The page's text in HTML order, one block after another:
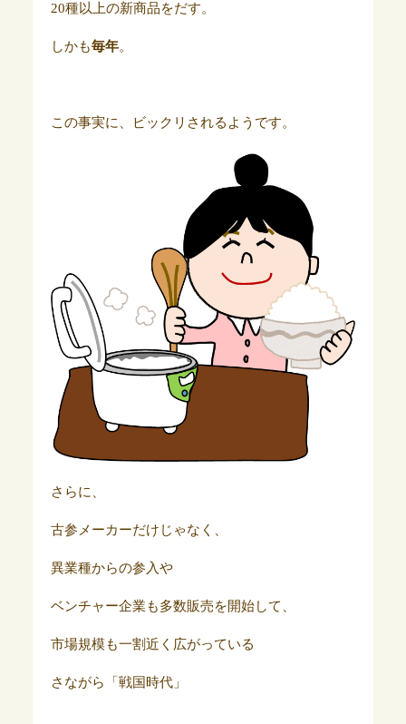
20種以上の新商品をだす。
しかも毎年。
この事実に、ビックリされるようです。
さらに、
古参メーカーだけじゃなく、
異業種からの参入や
ベンチャー企業も多数販売を開始して、
市場規模も一割近く広がっている
さながら「戦国時代」